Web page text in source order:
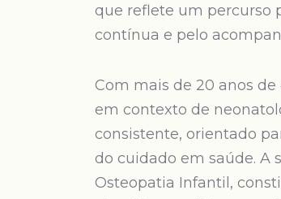
que reflete um percurso
contínua e pelo
Com mais de 20 anos
em contexto de
consistente, orientado
do cuidado em saúde. A
Osteopatia Infantil,